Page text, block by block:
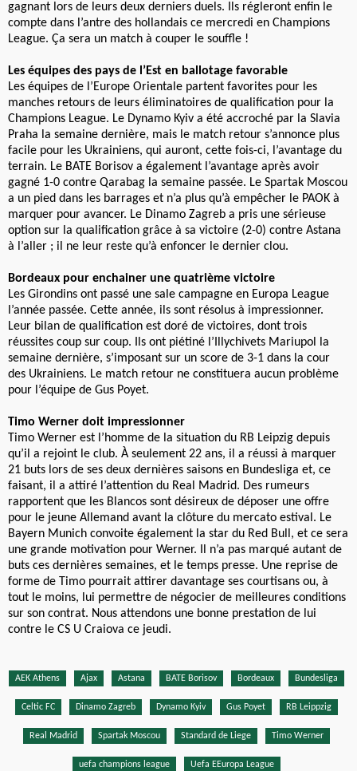
gagnant lors de leurs deux derniers duels. Ils régleront enfin le
compte dans l’antre des hollandais ce mercredi en Champions
League. Ça sera un match à couper le souffle !
Les équipes des pays de l’Est en ballotage favorable
Les équipes de l’Europe Orientale partent favorites pour les
manches retours de leurs éliminatoires de qualification pour la
Champions League. Le Dynamo Kyiv a été accroché par la Slavia
Praha la semaine dernière, mais le match retour s’annonce plus
facile pour les Ukrainiens, qui auront, cette fois-ci, l’avantage du
terrain. Le BATE Borisov a également l’avantage après avoir
gagné 1-0 contre Qarabag la semaine passée. Le Spartak Moscou
a un pied dans les barrages et n’a plus qu’à empêcher le PAOK à
marquer pour avancer. Le Dinamo Zagreb a pris une sérieuse
option sur la qualification grâce à sa victoire (2-0) contre Astana
à l’aller ; il ne leur reste qu’à enfoncer le dernier clou.
Bordeaux pour enchainer une quatrième victoire
Les Girondins ont passé une sale campagne en Europa League
l’année passée. Cette année, ils sont résolus à impressionner.
Leur bilan de qualification est doré de victoires, dont trois
réussites coup sur coup. Ils ont piétiné l’Illychivets Mariupol la
semaine dernière, s’imposant sur un score de 3-1 dans la cour
des Ukrainiens. Le match retour ne constituera aucun problème
pour l’équipe de Gus Poyet.
Timo Werner doit impressionner
Timo Werner est l’homme de la situation du RB Leipzig depuis
qu’il a rejoint le club. À seulement 22 ans, il a réussi à marquer
21 buts lors de ses deux dernières saisons en Bundesliga et, ce
faisant, il a attiré l’attention du Real Madrid. Des rumeurs
rapportent que les Blancos sont désireux de déposer une offre
pour le jeune Allemand avant la clôture du mercato estival. Le
Bayern Munich convoite également la star du Red Bull, et ce sera
une grande motivation pour Werner. Il n’a pas marqué autant de
buts ces dernières semaines, et le temps presse. Une reprise de
forme de Timo pourrait attirer davantage ses courtisans ou, à
tout le moins, lui permettre de négocier de meilleures conditions
sur son contrat. Nous attendons une bonne prestation de lui
contre le CS U Craiova ce jeudi.
AEK Athens Ajax Astana BATE Borisov Bordeaux Bundesliga
Celtic FC Dinamo Zagreb Dynamo Kyiv Gus Poyet RB Leippzig
Real Madrid Spartak Moscou Standard de Liege Timo Werner
uefa champions league Uefa EEuropa League